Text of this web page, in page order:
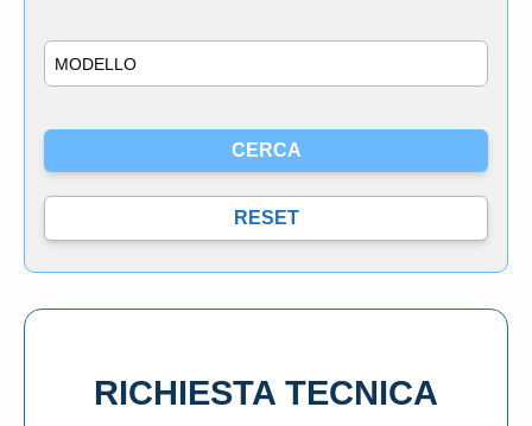
RICHIESTA TECNICA